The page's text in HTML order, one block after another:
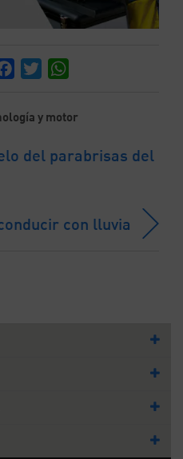
Facebook
Twitter
y motor
del parabrisas del
con lluvia